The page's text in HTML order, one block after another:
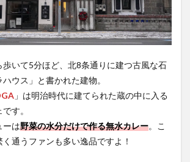
いて5分ほど、北8条通りに建つ古風な石
ウス」と書かれた建物。
」は明治時代に建てられた蔵の中に入る
す。
ーは野菜の水分だけで作る無水カレー。こ
通うファンも多い逸品ですよ！